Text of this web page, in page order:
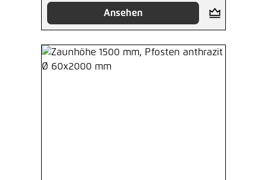
Ansehen